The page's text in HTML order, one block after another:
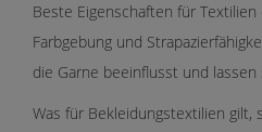
Beste Eigenschaften für
Farbgebung und
die Garne beeinflusst und
Was für Bekleidungstextilien gilt,